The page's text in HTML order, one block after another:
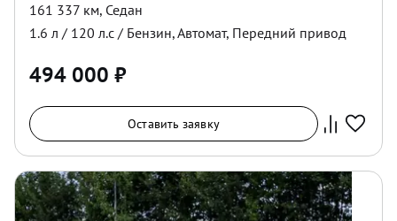
161 337 км, Седан
1.6 л / 120 л.с / Бензин,Автомат, Передний привод
494 000 ₽
Оставить заявку